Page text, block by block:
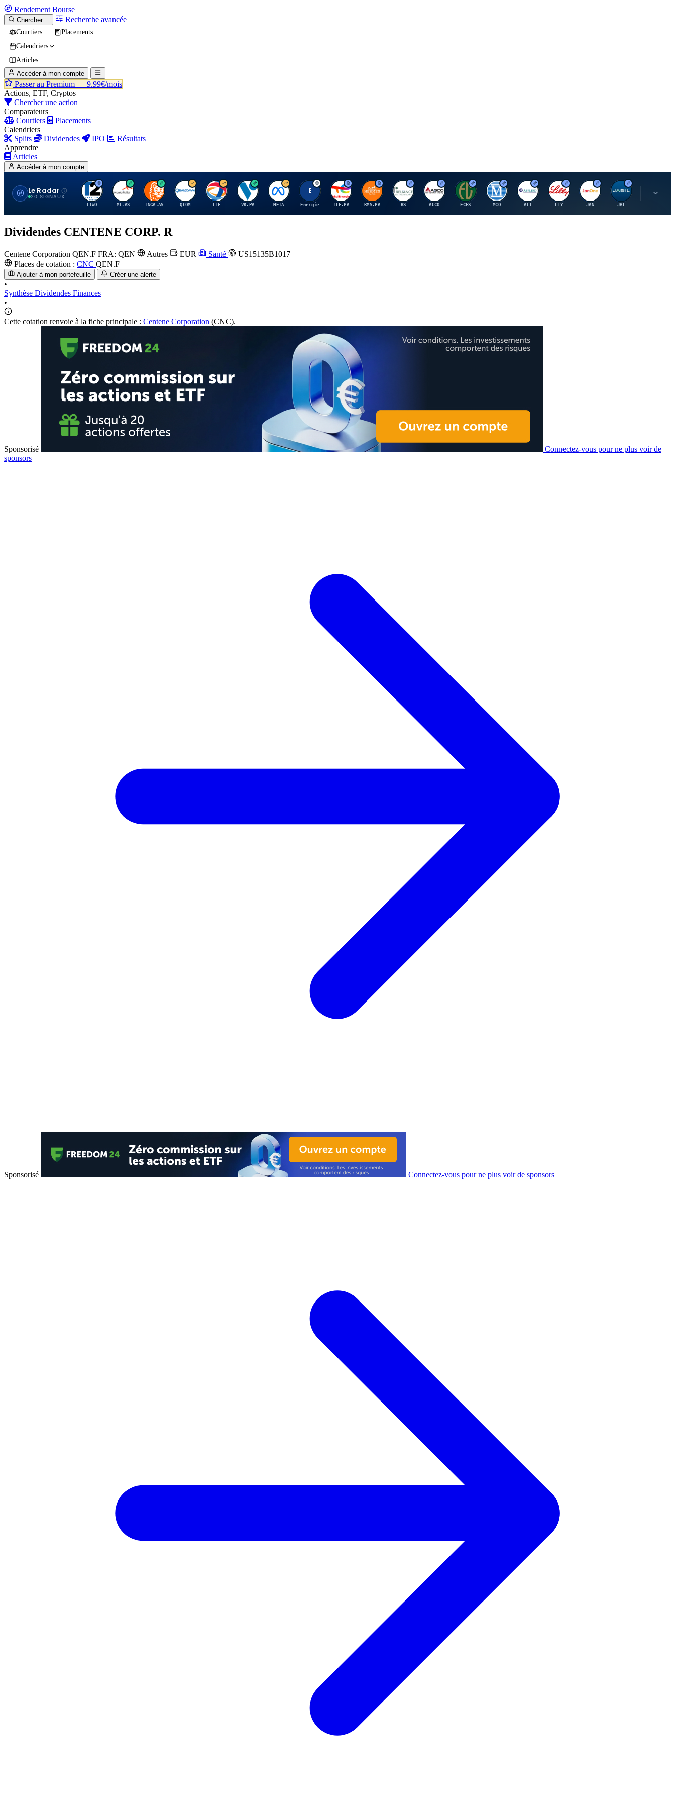
Rendement Bourse
Chercher… Recherche avancée
Courtiers
Placements
Calendriers
Articles
Accéder à mon compte
Passer au Premium — 9.99€/mois
Actions, ETF, Cryptos
Chercher une action
Comparateurs
Courtiers
Placements
Calendriers
Splits
Dividendes IPO
Résultats
Apprendre
Articles
Accéder à mon compte
Le Radar
20 SIGNAUX
T
TTWO
A
MT.AS
I
INGA.AS
Q
QCOM
T
TTE
V
VK.PA
M
META
E
Energie
T
TTE.PA
H
RMS.PA
R
RS
A
AGCO
F
FCFS
M
MCO
A
AIT
E
LLY
J
JAN
J
JBL
P
Dividendes CENTENE CORP. R
Centene Corporation QEN.F FRA: QEN Autres EUR Santé
US15135B1017
Places de cotation : CNC QEN.F
Ajouter à mon portefeuille Créer une alerte
•
Synthèse Dividendes Finances
•
Cette cotation renvoie à la fiche principale : Centene Corporation (CNC).
Sponsorisé
Connectez-vous pour ne plus voir de
sponsors
Sponsorisé Connectez-vous pour ne plus voir de sponsors